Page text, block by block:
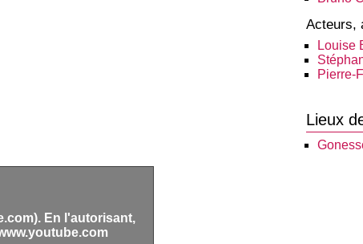
En l'autorisant,
Acteurs,
Louise
Pierre-
Lieux